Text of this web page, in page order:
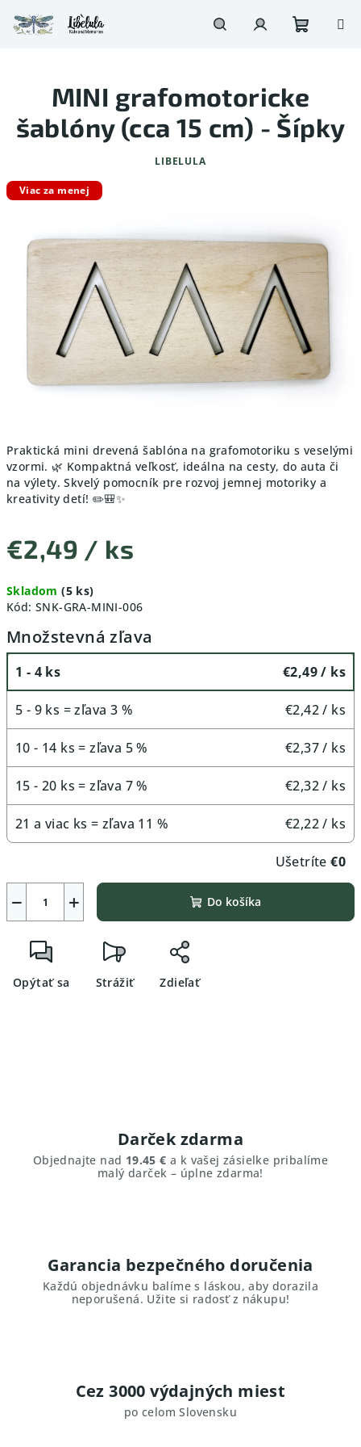
na
obsah
košík
Praktická mini drevená šablóna na grafomotoriku s veselými
vzormi. 🌿 Kompaktná veľkosť, ideálna na cesty, do auta či
na výlety. Skvelý pomocník pre rozvoj jemnej motoriky a
kreativity detí! ✏️🎒✨
€2,49 / ks
cena:
Skladom(5 ks)
Kód: SNK-GRA-MINI-006
Množstevná zľava
1 - 4 ks €2,49/ ks
5 - 9 ks = zľava 3 % €2,42/ ks
10 - 14 ks = zľava 5 % €2,37/ ks
15 - 20 ks = zľava 7 % €2,32/ ks
21 a viac ks = zľava 11 % €2,22/ ks
Ušetríte€0
+
− Do košíka
Opýtať sa Strážiť Zdieľať
MINI grafomotoricke
šablóny (cca 15 cm) - Šípky
LIBELULA
Viac za menej
Darček zdarma
Objednajte nad 19.45 € a k vašej zásielke pribalíme
malý darček – úplne zdarma!
Garancia bezpečného doručenia
Každú objednávku balíme s láskou, aby dorazila
neporušená. Užite si radosť z nákupu!
Cez 3000 výdajných miest
po celom Slovensku